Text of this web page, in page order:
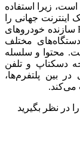
زیرا استفاده
55 درصد از ترافیک اینترنت جهانی را
در سال 2021 به خود اختصاص داده است. Fisker سازنده خودروهای
مختلف
محتوا و سلسله
دسکتاپ و تلفن
بین پلتفرم‌ها،
می‌کند.
در نظر بگیرید